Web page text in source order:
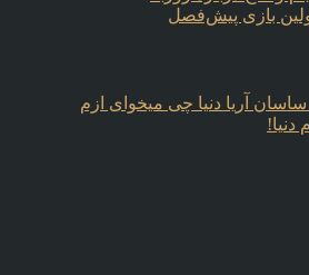
بازی پیش‌فصل
آریا دنیا چی میخوای ازم
دنیا!